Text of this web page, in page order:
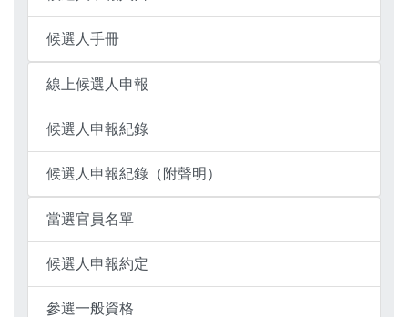
候選人手冊
線上候選人申報
候選人申報紀錄
候選人申報紀錄（附聲明）
當選官員名單
候選人申報約定
參選一般資格